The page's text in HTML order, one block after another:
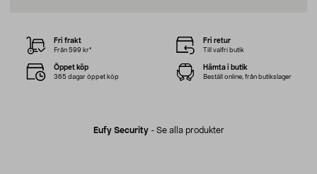
Eufy Security- Se alla produkter
Fri frakt
Från 599 kr*
Fri retur
Till valfri butik
Öppet köp
365 dagar öppet köp
Hämta i butik
Beställ online, från butikslager